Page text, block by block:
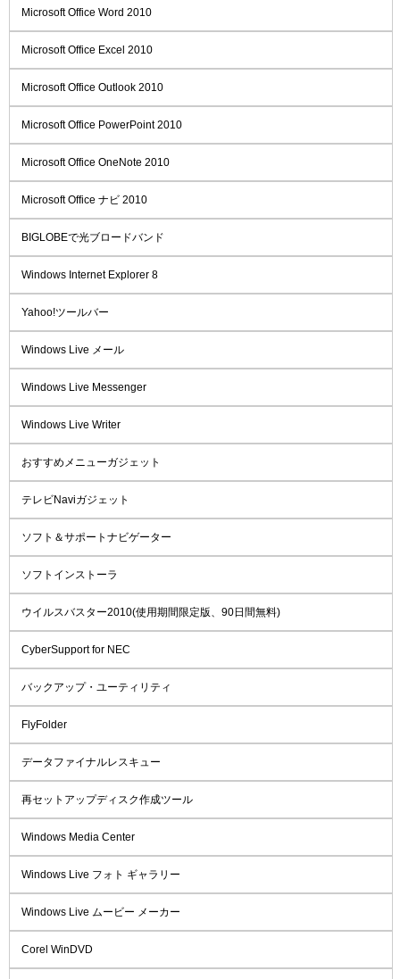
Microsoft Office Word 2010
Microsoft Office Excel 2010
Microsoft Office Outlook 2010
Microsoft Office PowerPoint 2010
Microsoft Office OneNote 2010
Microsoft Office ナビ 2010
BIGLOBEで光ブロードバンド
Windows Internet Explorer 8
Yahoo!ツールバー
Windows Live メール
Windows Live Messenger
Windows Live Writer
おすすめメニューガジェット
テレビNaviガジェット
ソフト＆サポートナビゲーター
ソフトインストーラ
ウイルスバスター2010(使用期間限定版、90日間無料)
CyberSupport for NEC
バックアップ・ユーティリティ
FlyFolder
データファイナルレスキュー
再セットアップディスク作成ツール
Windows Media Center
Windows Live フォト ギャラリー
Windows Live ムービー メーカー
Corel WinDVD